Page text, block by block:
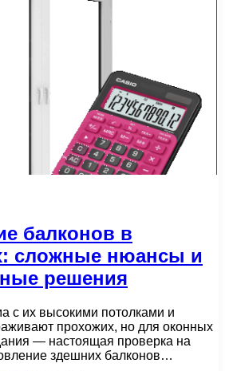
балконов в
сложные нюансы и
решения
с их высокими потолками и
прохожих, но для оконных
— настоящая проверка на
здешних балконов…